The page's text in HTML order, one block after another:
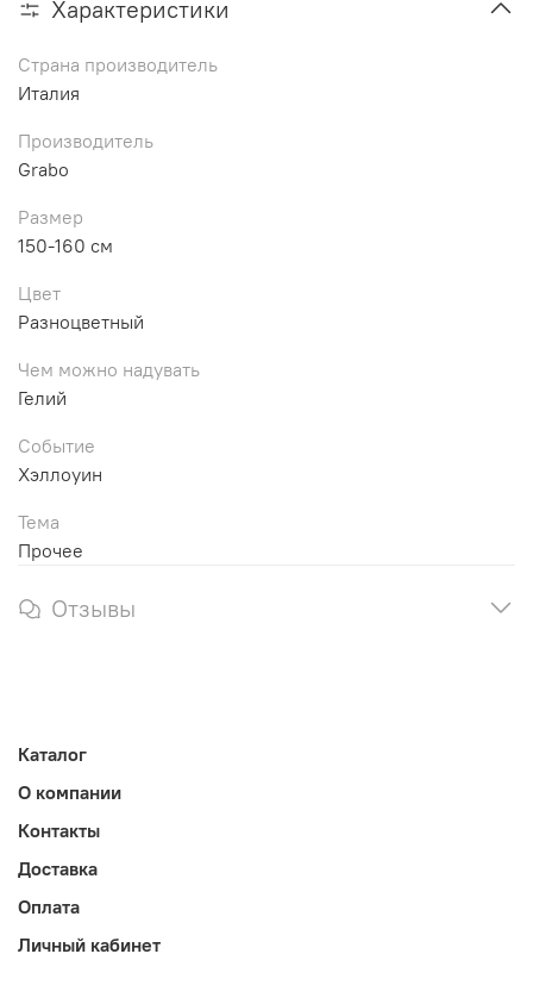
Характеристики
Страна производитель
Италия
Производитель
Grabo
Размер
150-160 см
Цвет
Разноцветный
Чем можно надувать
Гелий
Событие
Хэллоуин
Тема
Прочее
Отзывы
Каталог
О компании
Контакты
Доставка
Оплата
Личный кабинет